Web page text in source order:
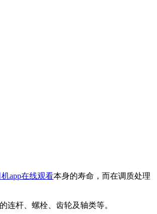
app在线观看本身的寿命，而在调质处理
、螺栓、齿轮及轴类等。